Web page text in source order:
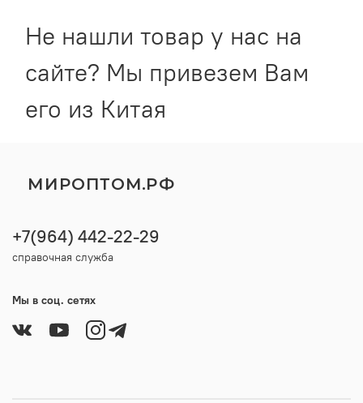
Не нашли товар у нас на
сайте? Мы привезем Вам
его из Китая
МИРОПТОМ.РФ
+7(964) 442-22-29
справочная служба
Мы в соц. сетях